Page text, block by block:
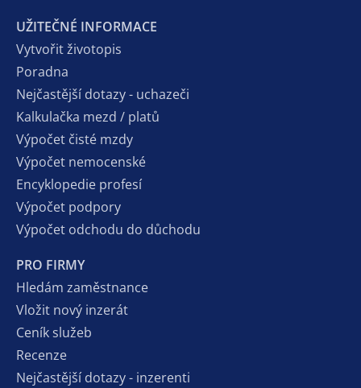
UŽITEČNÉ INFORMACE
Vytvořit životopis
Poradna
Nejčastější dotazy - uchazeči
Kalkulačka mezd / platů
Výpočet čisté mzdy
Výpočet nemocenské
Encyklopedie profesí
Výpočet podpory
Výpočet odchodu do důchodu
PRO FIRMY
Hledám zaměstnance
Vložit nový inzerát
Ceník služeb
Recenze
Nejčastější dotazy - inzerenti